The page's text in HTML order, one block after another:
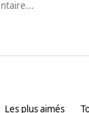
Les plus aimés